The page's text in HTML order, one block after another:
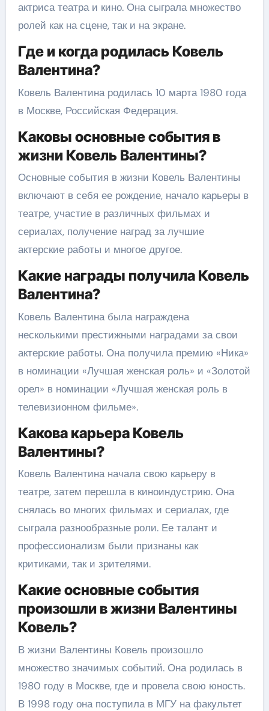
актриса театра и кино. Она сыграла множество
ролей как на сцене, так и на экране.
Где и когда родилась Ковель
Валентина?
Ковель Валентина родилась 10 марта 1980 года
в Москве, Российская Федерация.
Каковы основные события в
жизни Ковель Валентины?
Основные события в жизни Ковель Валентины
включают в себя ее рождение, начало карьеры в
театре, участие в различных фильмах и
сериалах, получение наград за лучшие
актерские работы и многое другое.
Какие награды получила Ковель
Валентина?
Ковель Валентина была награждена
несколькими престижными наградами за свои
актерские работы. Она получила премию «Ника»
в номинации «Лучшая женская роль» и «Золотой
орел» в номинации «Лучшая женская роль в
телевизионном фильме».
Какова карьера Ковель
Валентины?
Ковель Валентина начала свою карьеру в
театре, затем перешла в киноиндустрию. Она
снялась во многих фильмах и сериалах, где
сыграла разнообразные роли. Ее талант и
профессионализм были признаны как
критиками, так и зрителями.
Какие основные события
произошли в жизни Валентины
Ковель?
В жизни Валентины Ковель произошло
множество значимых событий. Она родилась в
1980 году в Москве, где и провела свою юность.
В 1998 году она поступила в МГУ на факультет